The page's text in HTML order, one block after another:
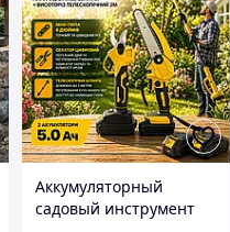
Аккумуляторный
садовый инструмент